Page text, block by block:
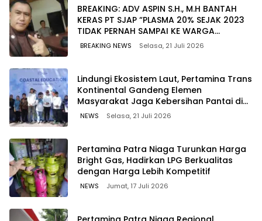
BREAKING: ADV ASPIN S.H., M.H BANTAH
KERAS PT SJAP “PLASMA 20% SEJAK 2023
TIDAK PERNAH SAMPAI KE WARGA
WAWOONE!
BREAKING NEWS Selasa, 21 Juli 2026
Lindungi Ekosistem Laut, Pertamina Trans
Kontinental Gandeng Elemen
Masyarakat Jaga Kebersihan Pantai di
Bitung, Sulawesi
NEWS Selasa, 21 Juli 2026
Pertamina Patra Niaga Turunkan Harga
Bright Gas, Hadirkan LPG Berkualitas
dengan Harga Lebih Kompetitif
NEWS Jumat, 17 Juli 2026